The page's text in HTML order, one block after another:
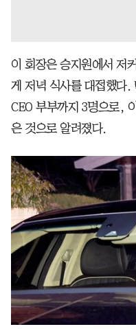
이 회장은 승지원에서 저
게 저녁 식사를 대접했다.
CEO 부부까지 3명으로,
은 것으로 알려졌다.